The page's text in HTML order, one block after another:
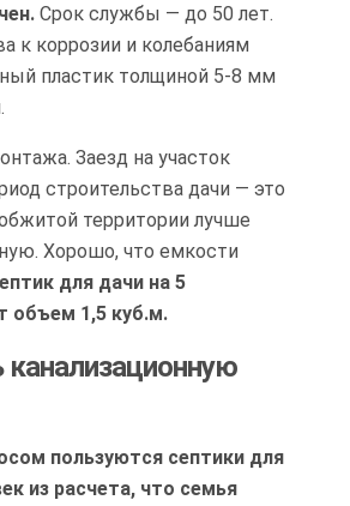
Срок службы — до 50 лет.
к коррозии и колебаниям
пластик толщиной 5-8 мм
Заезд на участок
строительства дачи — это
территории лучше
Хорошо, что емкости
для дачи на 5
объем 1,5 куб.м.
пользуются септики для
из расчета, что семья